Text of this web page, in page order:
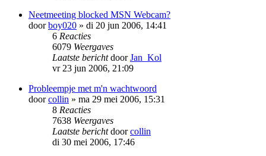
Neetmeeting blocked MSN Webcam?
doorboy020 » di 20 jun 2006, 14:41
6 Reacties
6079 Weergaves
Laatste berichtdoorJan_Kol
vr 23 jun 2006, 21:09
Probleempje met m'n wachtwoord
doorcollin » ma 29 mei 2006, 15:31
8 Reacties
7638 Weergaves
Laatste berichtdoorcollin
di 30 mei 2006, 17:46